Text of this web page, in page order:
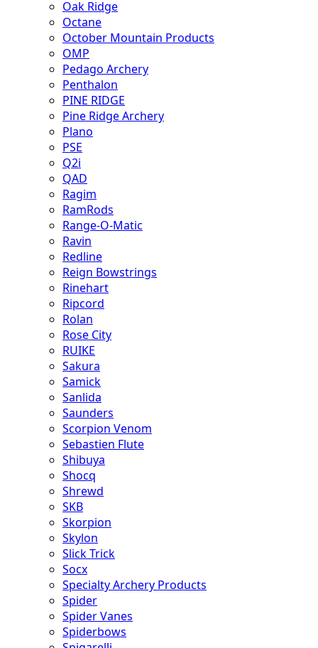
Oak Ridge
Octane
October Mountain Products
OMP
Pedago Archery
Penthalon
PINE RIDGE
Pine Ridge Archery
Plano
PSE
Q2i
QAD
Ragim
RamRods
Range-O-Matic
Ravin
Redline
Reign Bowstrings
Rinehart
Ripcord
Rolan
Rose City
RUIKE
Sakura
Samick
Sanlida
Saunders
Scorpion Venom
Sebastien Flute
Shibuya
Shocq
Shrewd
SKB
Skorpion
Skylon
Slick Trick
Socx
Specialty Archery Products
Spider
Spider Vanes
Spiderbows